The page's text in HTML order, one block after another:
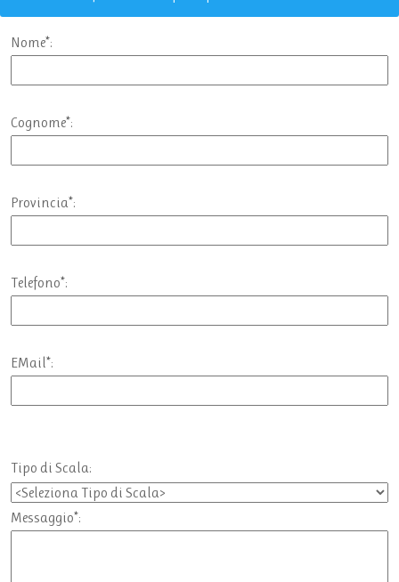
Nome*:
Cognome*:
Provincia*:
Telefono*:
EMail*:
Tipo di Scala:
Messaggio*: